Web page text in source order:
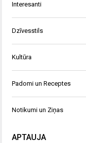
Interesanti
Dzīvesstils
Kultūra
Padomi un Receptes
Notikumi un Ziņas
APTAUJA